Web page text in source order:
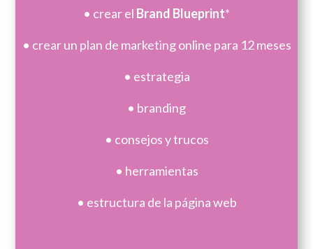
• crear el Brand Blueprint*
• crear un plan de marketing online para 12 meses
• estrategia
• branding
• consejos y trucos
• herramientas
• estructura de la página web